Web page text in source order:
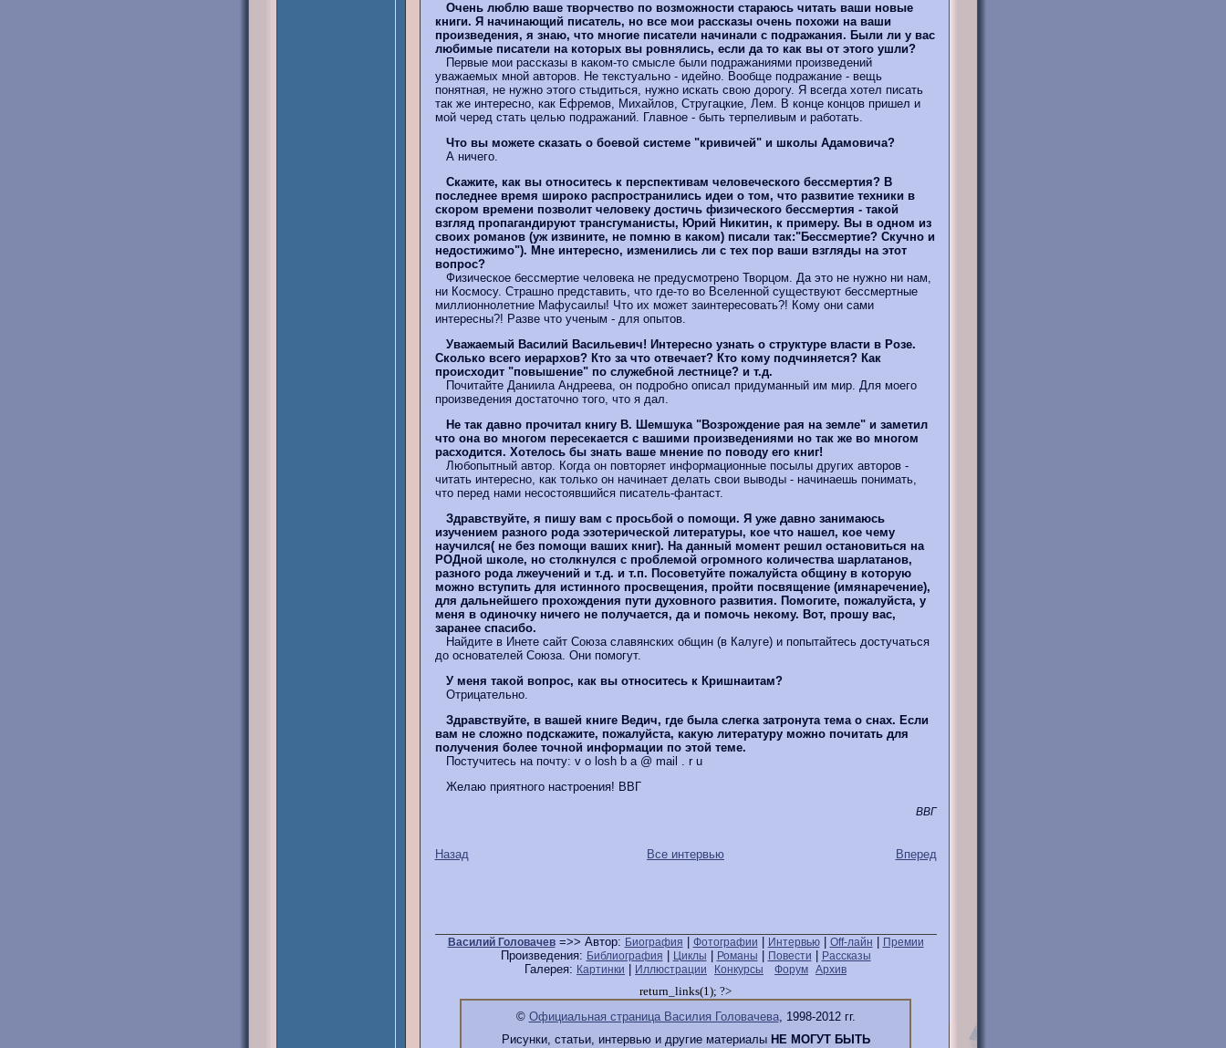
Очень люблю ваше творчество по возможности стараюсь читать ваши новые
книги. Я начинающий писатель, но все мои рассказы очень похожи на ваши
произведения, я знаю, что многие писатели начинали с подражания. Были ли у вас
любимые писатели на которых вы ровнялись, если да то как вы от этого ушли?
Первые мои рассказы в каком-то смысле были подражаниями произведений
уважаемых мной авторов. Не текстуально - идейно. Вообще подражание - вещь
понятная, не нужно этого стыдиться, нужно искать свою дорогу. Я всегда хотел писать
так же интересно, как Ефремов, Михайлов, Стругацкие, Лем. В конце концов пришел и
мой черед стать целью подражаний. Главное - быть терпеливым и работать.
Что вы можете сказать о боевой системе "кривичей" и школы Адамовича?
А ничего.
Скажите, как вы относитесь к перспективам человеческого бессмертия? В
последнее время широко распространились идеи о том, что развитие техники в
скором времени позволит человеку достичь физического бессмертия - такой
взгляд пропагандируют трансгуманисты, Юрий Никитин, к примеру. Вы в одном из
своих романов (уж извините, не помню в каком) писали так:"Бессмертие? Скучно и
недостижимо"). Мне интересно, изменились ли с тех пор ваши взгляды на этот
вопрос?
Физическое бессмертие человека не предусмотрено Творцом. Да это не нужно ни нам,
ни Космосу. Страшно представить, что где-то во Вселенной существуют бессмертные
миллионнолетние Мафусаилы! Что их может заинтересовать?! Кому они сами
интересны?! Разве что ученым - для опытов.
Уважаемый Василий Васильевич! Интересно узнать о структуре власти в Розе.
Сколько всего иерархов? Кто за что отвечает? Кто кому подчиняется? Как
происходит "повышение" по служебной лестнице? и т.д.
Почитайте Даниила Андреева, он подробно описал придуманный им мир. Для моего
произведения достаточно того, что я дал.
Не так давно прочитал книгу В. Шемшука "Возрождение рая на земле" и заметил
что она во многом пересекается с вашими произведениями но так же во многом
расходится. Хотелось бы знать ваше мнение по поводу его книг!
Любопытный автор. Когда он повторяет информационные посылы других авторов -
читать интересно, как только он начинает делать свои выводы - начинаешь понимать,
что перед нами несостоявшийся писатель-фантаст.
Здравствуйте, я пишу вам с просьбой о помощи. Я уже давно занимаюсь
изучением разного рода эзотерической литературы, кое что нашел, кое чему
научился( не без помощи ваших книг). На данный момент решил остановиться на
РОДной школе, но столкнулся с проблемой огромного количества шарлатанов,
разного рода лжеучений и т.д. и т.п. Посоветуйте пожалуйста общину в которую
можно вступить для истинного просвещения, пройти посвящение (имянаречение),
для дальнейшего прохождения пути духовного развития. Помогите, пожалуйста, у
меня в одиночку ничего не получается, да и помочь некому. Вот, прошу вас,
заранее спасибо.
Найдите в Инете сайт Союза славянских общин (в Калуге) и попытайтесь достучаться
до основателей Союза. Они помогут.
У меня такой вопрос, как вы относитесь к Кришнаитам?
Отрицательно.
Здравствуйте, в вашей книге Ведич, где была слегка затронута тема о снах. Если
вам не сложно подскажите, пожалуйста, какую литературу можно почитать для
получения более точной информации по этой теме.
Постучитесь на почту: v o losh b a @ mail . r u
Желаю приятного настроения! ВВГ
ВВГ
Назад Все интервью Вперед
Василий Головачев=>> Автор: Биография Фотографии Интервью| Off-лайн Премии
Произведения: Библиография Циклы Романы Повести Рассказы
Галерея: Картинки Иллюстрации Конкурсы Форум Архив
return_links(1); ?>
© Официальная страница Василия Головачева, 1998-2012 гг.
Рисунки, статьи, интервью и другие материалы НЕ МОГУТ БЫТЬ